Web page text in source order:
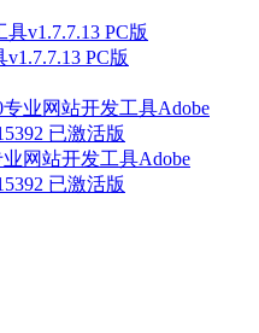
PC版
业网站开发工具Adobe
已激活版